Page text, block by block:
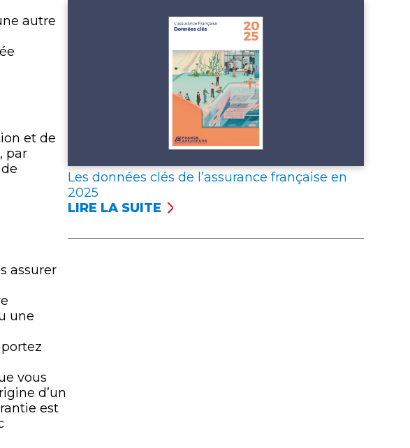
autre
et de
par
assurer
une
vous
d’un
est
Les données clés de l’assurance française en
2025
LIRE LA SUITE
: